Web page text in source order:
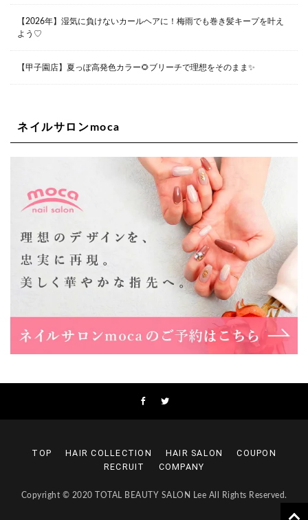
06-6563-9091
Lee四ツ橋店
ｓａｎｔビルＢ１Ｆ
06-6537-9791
Lee上新庄Vita店
大阪市東淀川区瑞光1-4-1 カサデルドイ 2F
06-6195-3667
Lee東三国店
大阪市淀川区東三国4-8-11 大拓ハイツ6
【2026年】湿気に負けないカールヘアに！梅雨でも巻き髪キープを叶え
よう♡
【甲子園店】夏っぽ高発色カラー🌻ブリーチで理想をそのまま✨
ネイルサロンmoca
TOP HAIR COLLECTION HAIR SALON
COUPON
RECRUIT
COMPANY
Copyright © 2020 TOTAL BEAUTY SALON Lee All Rights Reserved.